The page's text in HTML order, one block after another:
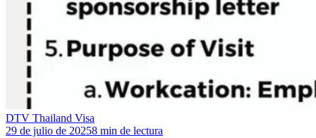
DTV Thailand Visa
29 de julio de 20258 min de lectura